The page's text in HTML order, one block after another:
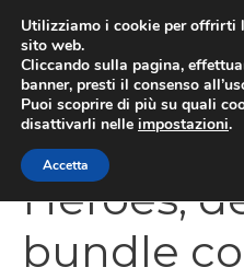
contenuto
Heroes,
bundle
Utilizziamo i cookie per offrirti
sito web.
Cliccando sulla pagina,
banner, presti il consenso
Puoi scoprire di più su quali
disattivarli nelle impostazioni.
Accetta